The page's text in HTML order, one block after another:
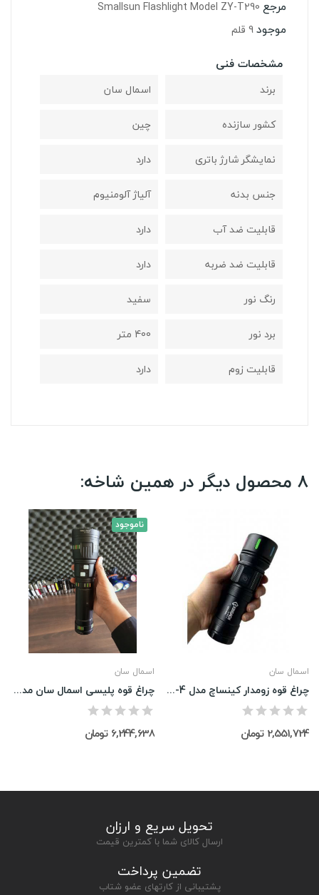
مرجع Smallsun Flashlight Model ZY-T290
موجود9 قلم
مشخصات فنی
برند
اسمال سان
کشور سازنده
چین
نمایشگر شارژ باتری
دارد
جنس بدنه
آلیاژ آلومنیوم
قابلیت ضد آب
دارد
قابلیت ضد ضربه
دارد
رنگ نور
سفید
برد نور
400 متر
قابلیت زوم
دارد
8 محصول دیگر در همین شاخه:
ناموجود
اسمال سان
چراغ قوه پلیسی اسمال سان مدل ZY-T600
6,244,638 تومان
اسمال سان
چراغ قوه زومدار کینساچ مدل Ks-902-4
2,551,724 تومان
تحویل سریع و ارزان
ارسال کالای شما با کمترین قیمت
تضمین پرداخت
پشتیبانی از کارتهای عضو شتاب